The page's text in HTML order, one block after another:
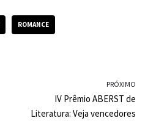
ROMANCE
PRÓXIMO
IV Prêmio ABERST de
Literatura: Veja vencedores